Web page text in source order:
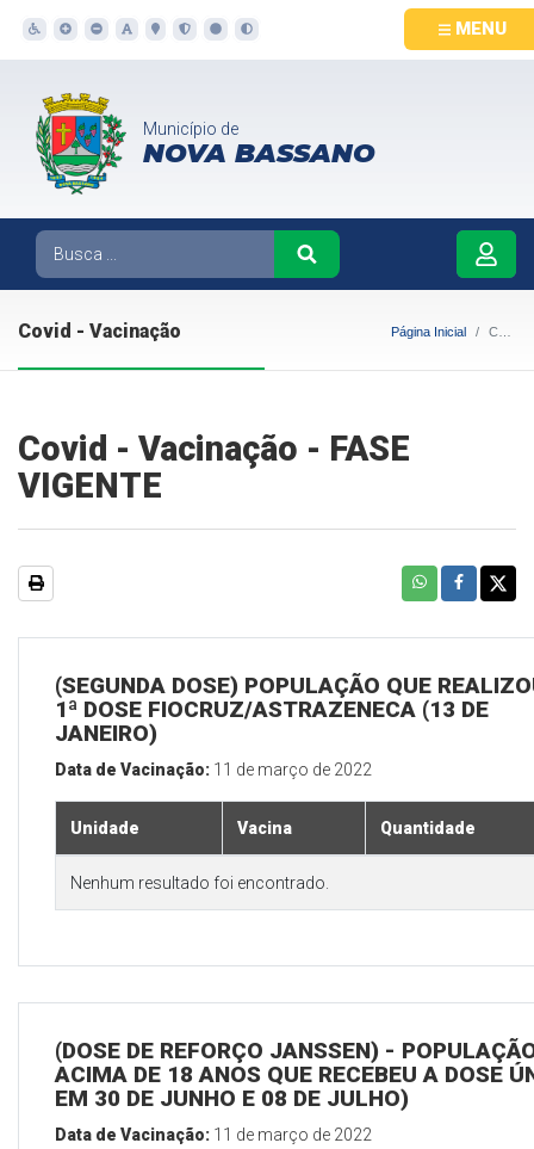
MENU
Município de
NOVA BASSANO
Covid - Vacinação Página Inicial Covid - Vacinação
Covid - Vacinação - FASE
VIGENTE
(SEGUNDA DOSE) POPULAÇÃO QUE
1ª DOSE FIOCRUZ/ASTRAZENECA (13 DE
JANEIRO)
Data de Vacinação: 11 de março de 2022
Unidade Vacina Quantidade
Nenhum resultado foi encontrado.
(DOSE DE REFORÇO JANSSEN) -
ACIMA DE 18 ANOS QUE RECEBEU A DOSE
EM 30 DE JUNHO E 08 DE JULHO)
Data de Vacinação: 11 de março de 2022